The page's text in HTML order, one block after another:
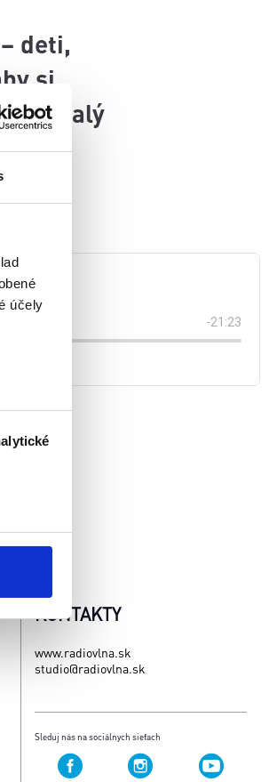
účely
deti,
si
bývalý
KONTAKTY
www.radiovlna.sk
studio@radiovlna.sk
Sleduj nás na sociálnych sieťach